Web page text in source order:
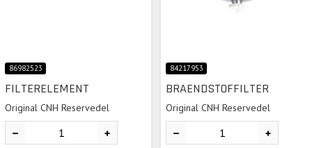
86982523
FILTERELEMENT
Original CNH Reservedel
84217953
BRAENDSTOFFILTER
Original CNH Reservedel